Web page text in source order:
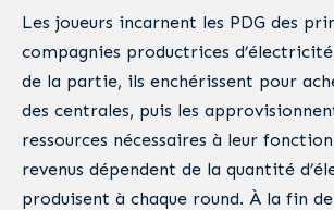
Les joueurs incarnent les PDG des
compagnies productrices
de la partie, ils enchérissent pour
des centrales, puis les
ressources nécessaires à leur
revenus dépendent de la quantité
produisent à chaque round. À la fin